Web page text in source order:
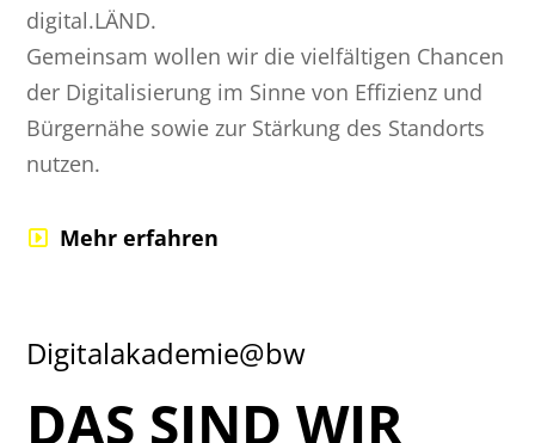
digital.LÄND.
Gemeinsam wollen wir die vielfältigen Chancen
der Digitalisierung im Sinne von Effizienz und
Bürgernähe sowie zur Stärkung des Standorts
nutzen.
Mehr erfahren
Digitalakademie@bw
DAS SIND WIR